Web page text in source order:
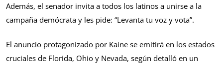
Además, el senador invita a todos los latinos a unirse a la
campaña demócrata y les pide: “Levanta tu voz y vota”.
El anuncio protagonizado por Kaine se emitirá en los estados
cruciales de Florida, Ohio y Nevada, según detalló en un